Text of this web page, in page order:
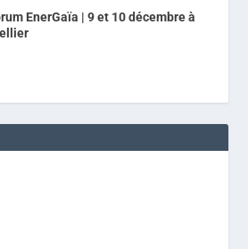
EnerGaïa | 9 et 10 décembre à